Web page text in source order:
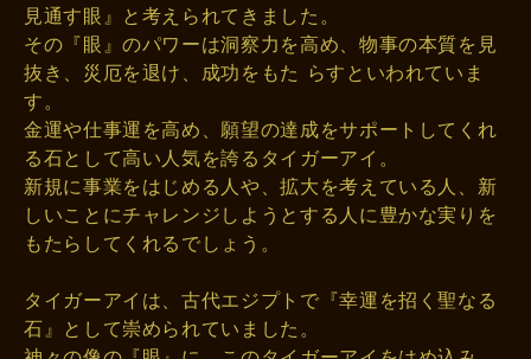
見通す眼』と考えられてきました。
その『眼』のパワーは洞察力を高め、物事の本質を見
抜き、災厄を退け、成功をもた らすといわれていま
す。
金運や仕事運を高め、願望の達成をサポートしてくれ
る石として高い人気を誇るタイガーアイ。
新規に事業をはじめる人や、拡大を考えている人、新
しいことにチャレンジしようとする人に豊かな実りを
もたらしてくれるでしょう。
タイガーアイは、古代エジプトで『幸運を招く聖なる
石』として崇められていました。